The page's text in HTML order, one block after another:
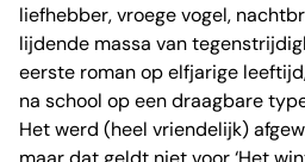
liefhebber, vroege vogel,
lijdende massa van
eerste roman op elfjarige
na school op een draagbare
Het werd (heel vriendelijk)